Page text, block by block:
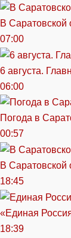
В Саратовской
07:00
6 августа.
06:00
Погода в
00:57
В Саратовской
18:45
«Единая
18:39